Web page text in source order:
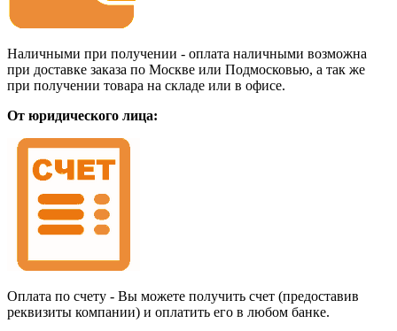
Наличными при получении - оплата наличными возможна
при доставке заказа по Москве или Подмосковью, а так же
при получении товара на складе или в офисе.
От юридического лица:
Оплата по счету - Вы можете получить счет (предоставив
реквизиты компании) и оплатить его в любом банке.